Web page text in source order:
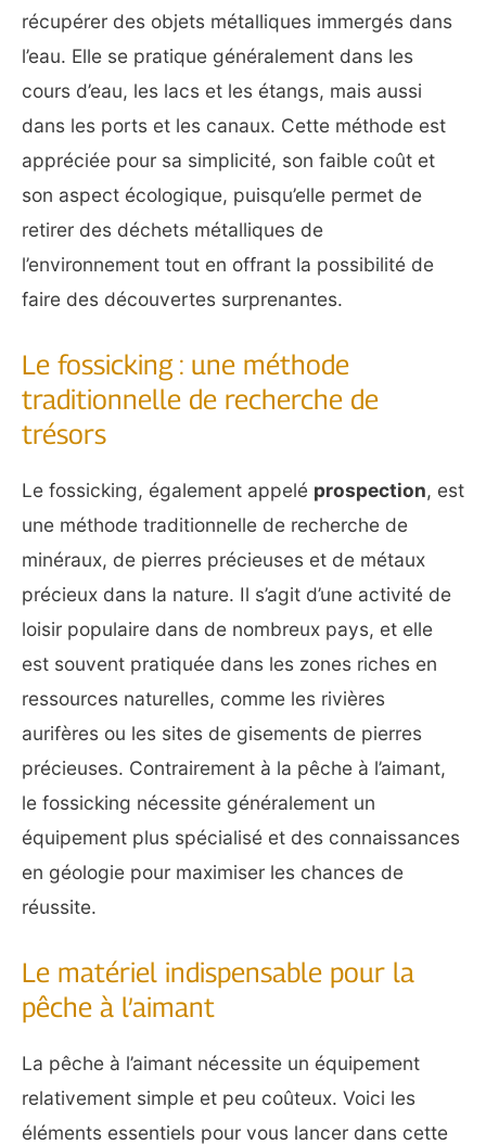
récupérer des objets métalliques immergés dans
l’eau. Elle se pratique généralement dans les
cours d’eau, les lacs et les étangs, mais aussi
dans les ports et les canaux. Cette méthode est
appréciée pour sa simplicité, son faible coût et
son aspect écologique, puisqu’elle permet de
retirer des déchets métalliques de
l’environnement tout en offrant la possibilité de
faire des découvertes surprenantes.
Le fossicking : une méthode
traditionnelle de recherche de
trésors
Le fossicking, également appelé prospection, est
une méthode traditionnelle de recherche de
minéraux, de pierres précieuses et de métaux
précieux dans la nature. Il s’agit d’une activité de
loisir populaire dans de nombreux pays, et elle
est souvent pratiquée dans les zones riches en
ressources naturelles, comme les rivières
aurifères ou les sites de gisements de pierres
précieuses. Contrairement à la pêche à l’aimant,
le fossicking nécessite généralement un
équipement plus spécialisé et des connaissances
en géologie pour maximiser les chances de
réussite.
Le matériel indispensable pour la
pêche à l’aimant
La pêche à l’aimant nécessite un équipement
relativement simple et peu coûteux. Voici les
éléments essentiels pour vous lancer dans cette